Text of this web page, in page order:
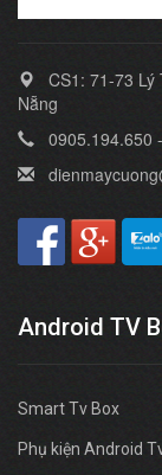
CS1: 71-73 Lý
Nẵng
0905.194.650
Android TV
Smart Tv Box
Phụ kiện Android